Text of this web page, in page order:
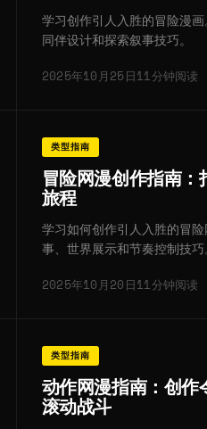
学习创作引人入胜的冒险漫画
同伴设计和探索叙事技巧。
2025年10月25日11分钟阅读
类型指南
冒险网漫创作指南：
旅程
学习如何创作引人入胜的冒
事、世界展示和节奏控制技巧
2025年10月20日11分钟阅读
类型指南
动作网漫指南：创作
滚动战斗